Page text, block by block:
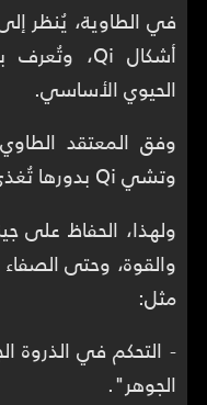
في الطاوية، يُنظر
الحيوي الأساسي.
وتشي Qi بدورها تُغذي شين Shen (الوعي الأعلى)
والقوة، وحتى
مثل:
- التحكم في الذروة
الجوهر".